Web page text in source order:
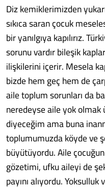
Diz kemiklerimizden
sıkıca saran çocuk
bir yanılgıya kapılırız.
sorunu vardır bileşik
ilişkilerini içerir. Mesela
bizde hem geç hem de
aile toplum sorunları da
neredeyse aile yok olmak
diyeceğim ama buna
toplumumuzda köyde ve
büyütüyordu. Aile
gözetimi, ufku aileyi de
payını alıyordu.